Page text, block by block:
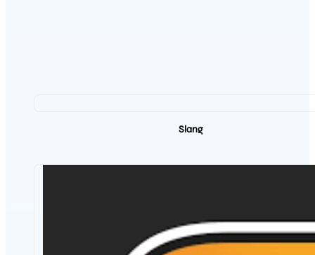
Slang